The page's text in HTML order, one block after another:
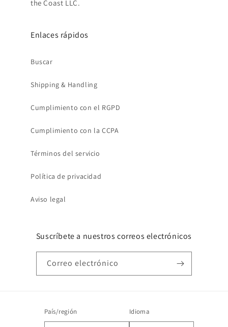
the Coast LLC.
Enlaces rápidos
Buscar
Shipping & Handling
Cumplimiento con el RGPD
Cumplimiento con la CCPA
Términos del servicio
Política de privacidad
Aviso legal
Suscríbete a nuestros correos electrónicos
Correo electrónico
País/región Idioma